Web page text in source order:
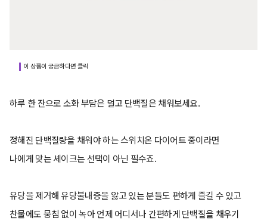
이 상품이 궁금하다면 클릭
하루 한 잔으로 소화 부담은 덜고 단백질은 채워보세요.
정해진 단백질량을 채워야 하는 스위치온 다이어트 중이라면
나에게 맞는 셰이크는 선택이 아닌 필수죠.
유당을 제거해 유당불내증을 앓고 있는 분들도 편하게 즐길 수 있고
찬물에도 뭉침 없이 녹아 언제 어디서나 간편하게 단백질을 채우기